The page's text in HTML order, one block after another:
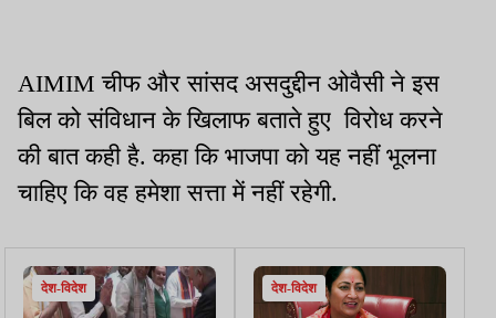
AIMIM चीफ और सांसद असदुद्दीन ओवैसी ने इस
बिल को संविधान के खिलाफ बताते हुए विरोध करने
की बात कही है. कहा कि भाजपा को यह नहीं भूलना
चाहिए कि वह हमेशा सत्ता में नहीं रहेगी.
देश-विदेश देश-विदेश